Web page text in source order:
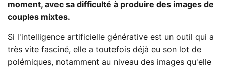
moment, avec sa difficulté à produire des images de
couples mixtes.
Si l'intelligence artificielle générative est un outil qui a
très vite fasciné, elle a toutefois déjà eu son lot de
polémiques, notamment au niveau des images qu'elle